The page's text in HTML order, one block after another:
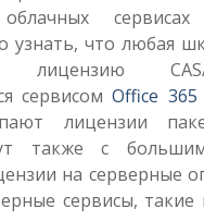
облачных
узнать, что любая
лицензию
сервисомOffice 365
лицензии
также с
на серверные
сервисы,